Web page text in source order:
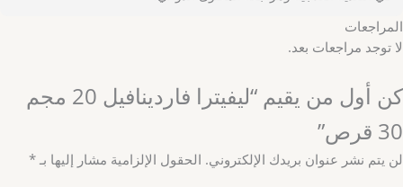
المراجعات
لا توجد مراجعات بعد.
كن أول من يقيم “ليفيترا فاردينافيل 20 مجم
30 قرص”
لن يتم نشر عنوان بريدك الإلكتروني. الحقول الإلزامية مشار إليها بـ *